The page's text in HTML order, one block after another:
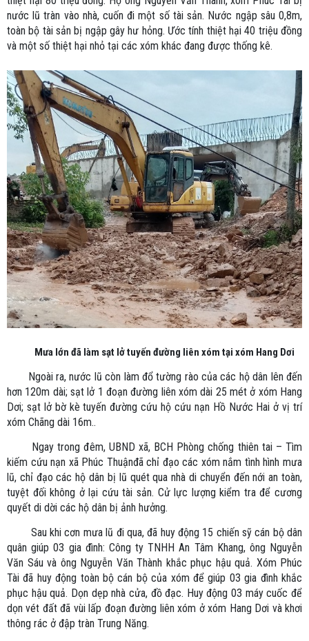
nước lũ tràn vào nhà, cuốn đi một số tài sản. Nước ngập sâu 0,8m,
toàn bộ tài sản bị ngập gây hư hỏng. Ước tính thiệt hại 40 triệu đồng
và một số thiệt hại nhỏ tại các xóm khác đang được thống kê.
Mưa lớn đã làm sạt lở tuyến đường liên xóm tại xóm Hang Dơi
Ngoài ra, nước lũ còn làm đổ tường rào của các hộ dân lên đến
hơn 120m dài; sạt lở 1 đoạn đường liên xóm dài 25 mét ở xóm Hang
Dơi; sạt lở bờ kè tuyến đường cứu hộ cứu nạn Hồ Nước Hai ở vị trí
xóm Chãng dài 16m..
Ngay trong đêm, UBND xã, BCH Phòng chống thiên tai – Tìm
kiếm cứu nạn xã Phúc Thuậnđã chỉ đạo các xóm nắm tình hình mưa
lũ, chỉ đạo các hộ dân bị lũ quét qua nhà di chuyển đến nới an toàn,
tuyệt đối không ở lại cứu tài sản. Cử lực lượng kiểm tra để cương
quyết di dời các hộ dân bị ảnh hưởng.
Sau khi cơn mưa lũ đi qua, đã huy động 15 chiến sỹ cán bộ dân
quân giúp 03 gia đình: Công ty TNHH An Tâm Khang, ông Nguyễn
Văn Sáu và ông Nguyễn Văn Thành khắc phục hậu quả. Xóm Phúc
Tài đã huy động toàn bộ cán bộ của xóm để giúp 03 gia đình khắc
phục hậu quả. Dọn dẹp nhà cửa, đồ đạc. Huy động 03 máy cuốc để
dọn vét đất đã vùi lấp đoạn đường liên xóm ở xóm Hang Dơi và khơi
thông rác ở đập tràn Trung Năng.